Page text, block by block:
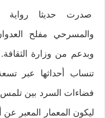
صدرت حديثا رواية
والمسرحي مفلح
تنساب أحداثها عبر
فضاءات السرد بين تلمس
ليكون المعمار المعبر عن